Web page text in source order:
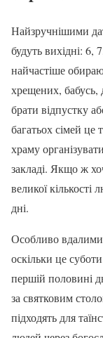
Найзручнішими
будуть вихідні: 6,
найчастіше
хрещених, бабусь,
брати відпустку
багатьох сімей це
храму
закладі. Якщо ж
великої кількості
дні.
Особливо
оскільки це
першій половині
за святковим
підходять для